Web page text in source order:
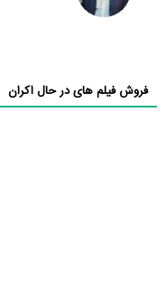
فروش فیلم های در حال اکران